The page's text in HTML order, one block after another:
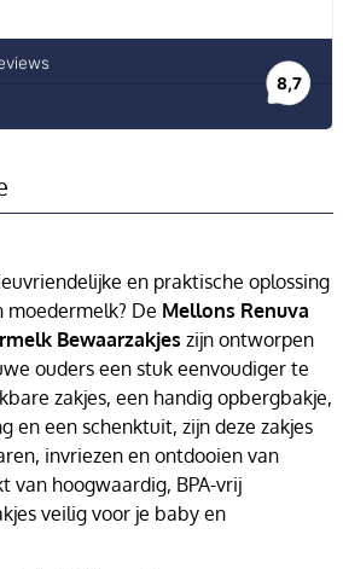
en praktische oplossing
De Mellons Renuva
Bewaarzakjes zijn ontworpen
ouders een stuk eenvoudiger te
zakjes, een handig opbergbakje,
en een schenktuit, zijn deze zakjes
invriezen en ontdooien van
van hoogwaardig, BPA-vrij
veilig voor je baby en